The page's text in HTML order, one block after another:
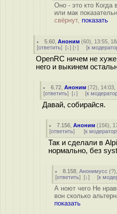
Оно - это кто Когда
или мак
свёрнут, показать
5.60 ,Аноним (60), 13:55,
[ответить] [↓] [↑] [к
OpenRC ничем не
него и выкинем
6.72 ,Аноним (72), 14:03,
[ответить] [↓] [к
Давай, собирайся.
7.156 ,Аноним (156),
[ответить] [к
Так и сделали в
нормально, без
8.158 ,Анонимусс (?
[ответить] [↓] [к
А ноют чего Не
вон сколько
показать